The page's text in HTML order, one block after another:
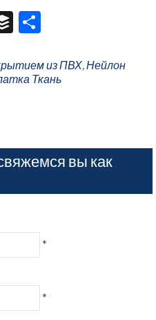
Buffer
из ПВХ,Нейлон
Ткань
вы как
*
*